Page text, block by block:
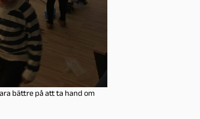
bättre på att ta hand om